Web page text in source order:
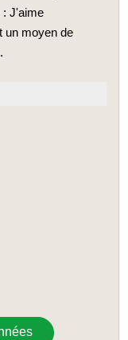
: J'aime
un moyen de